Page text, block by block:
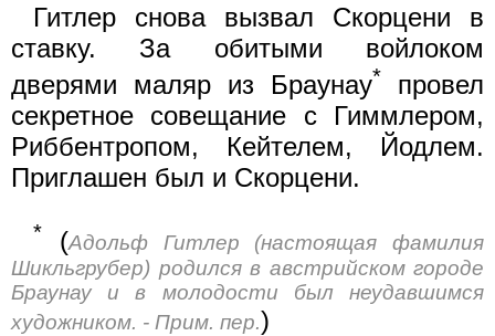
Гитлер снова вызвал Скорцени в
ставку. За обитыми войлоком
дверями маляр из Браунау*
провел
секретное совещание с Гиммлером,
Риббентропом, Кейтелем, Йодлем.
Приглашен был и Скорцени.
* (Адольф Гитлер (настоящая фамилия
Шикльгрубер) родился в австрийском городе
Браунау и в молодости был неудавшимся
художником. - Прим. пер.)